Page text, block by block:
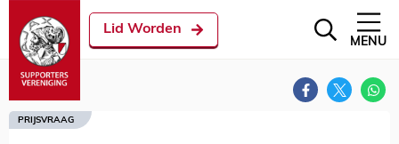
Lid Worden
MENU
PRIJSVRAAG